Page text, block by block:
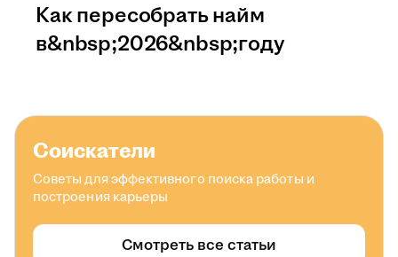
Как пересобрать найм
в&nbsp;2026&nbsp;году
Соискатели
Советы для эффективного поиска работы и
построения карьеры
Смотреть все статьи